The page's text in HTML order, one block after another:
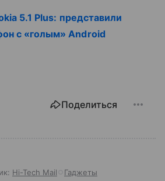
5.1 Plus: представили
с «голым» Android
Поделиться
Hi-Tech Mail Гаджеты